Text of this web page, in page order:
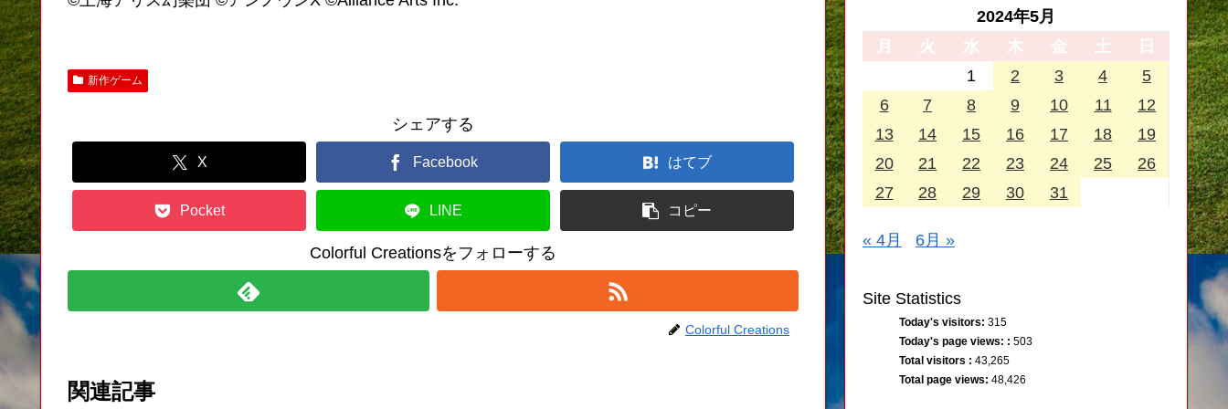
新作ゲーム
シェアする
X Facebook はてブ
Pocket LINE コピー
Colorful Creationsをフォローする
Colorful Creations
関連記事
2024年5月
月
火 水 木 金 土
日
1
2 3 4
5
6
7 8 9 10 11
12
13
14 15 16 17 18
19
20
21 22 23 24 25
26
27
28 29 30 31
« 4月 6月 »
Site Statistics
Today's visitors: 315
Today's page views: : 503
Total visitors : 43,265
Total page views: 48,426